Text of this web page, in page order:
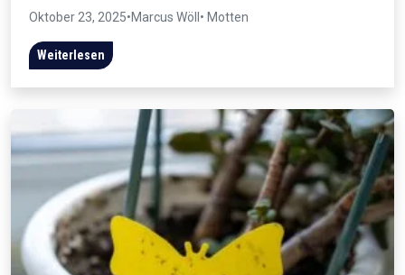
Oktober 23, 2025•Marcus Wöll • Motten
Weiterlesen